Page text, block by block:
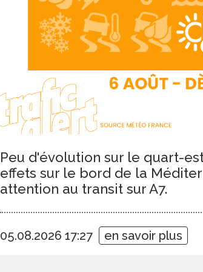
Peu d'évolution sur le quart-
effets sur le bord de la
attention au transit sur A7.
05.08.2026 17:27 en savoir plus